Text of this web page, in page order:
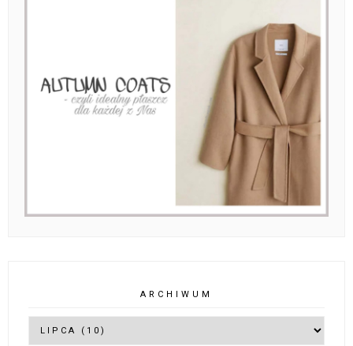
ARCHIWUM